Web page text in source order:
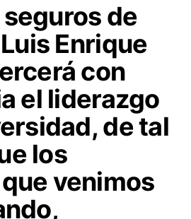
seguros de
Enrique
con
el liderazgo
, de tal
los
venimos